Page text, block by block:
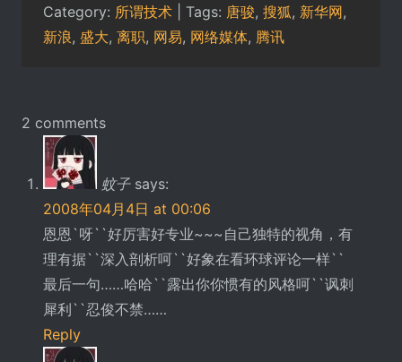
Category: 所谓技术 | Tags: 唐骏, 搜狐, 新华网,
新浪, 盛大, 离职, 网易, 网络媒体, 腾讯
2 comments
蚊子 says:
2008年04月4日 at 00:06
恩恩`呀``好厉害好专业~~~自己独特的视角，有
理有据``深入剖析呵``好象在看环球评论一样``
最后一句……哈哈``露出你你惯有的风格呵``讽刺
犀利``忍俊不禁……
Reply